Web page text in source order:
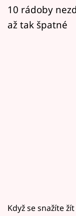
Mámy sobě
10 rádoby
až tak špatné
Když se snažíte